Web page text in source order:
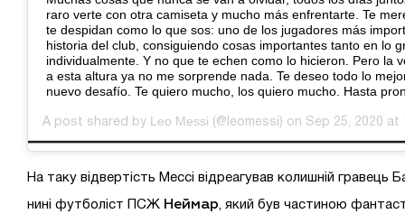
raro verte con otra camiseta y mucho más enfrentarte. Te
te despidan como lo que sos: uno de los jugadores más
historia del club, consiguiendo cosas importantes tanto en lo
individualmente. Y no que te echen como lo hicieron. Pero la
a esta altura ya no me sorprende nada. Te deseo todo lo
nuevo desafío. Te quiero mucho, los quiero mucho. Hasta
A post shared by Leo Messi (@leomessi) on Sep 25, 2020 at
На таку відвертість Мессі відреагував колишній гравець
нині футболіст ПСЖ Неймар, який був частиною